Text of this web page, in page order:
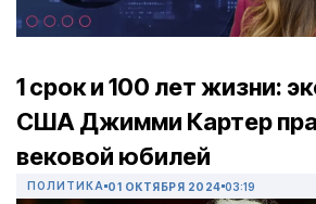
1 срок и 100 лет жизни:
США Джимми Картер
вековой юбилей
ПОЛИТИКА 01 ОКТЯБРЯ 2024 03:19